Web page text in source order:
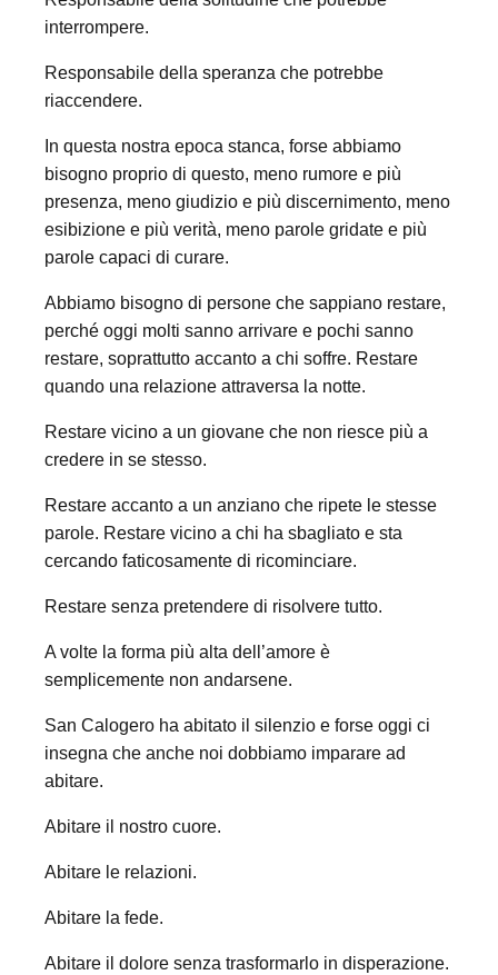
interrompere.
Responsabile della speranza che potrebbe
riaccendere.
In questa nostra epoca stanca, forse abbiamo
bisogno proprio di questo, meno rumore e più
presenza, meno giudizio e più discernimento, meno
esibizione e più verità, meno parole gridate e più
parole capaci di curare.
Abbiamo bisogno di persone che sappiano restare,
perché oggi molti sanno arrivare e pochi sanno
restare, soprattutto accanto a chi soffre. Restare
quando una relazione attraversa la notte.
Restare vicino a un giovane che non riesce più a
credere in se stesso.
Restare accanto a un anziano che ripete le stesse
parole. Restare vicino a chi ha sbagliato e sta
cercando faticosamente di ricominciare.
Restare senza pretendere di risolvere tutto.
A volte la forma più alta dell’amore è
semplicemente non andarsene.
San Calogero ha abitato il silenzio e forse oggi ci
insegna che anche noi dobbiamo imparare ad
abitare.
Abitare il nostro cuore.
Abitare le relazioni.
Abitare la fede.
Abitare il dolore senza trasformarlo in disperazione.